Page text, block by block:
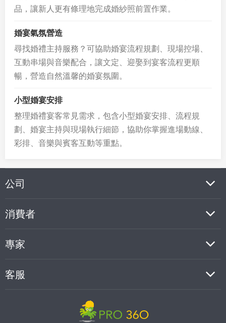
品，讓新人更有條理地完成婚紗照前置作業。
婚宴氣氛營造
尋找婚禮主持服務？可協助婚宴流程規劃、現場控場、
互動串場與音樂配合，讓文定、迎娶到宴客流程更順
暢，營造自然溫馨的婚宴氛圍。
小型婚宴安排
整理婚禮宴客常見需求，包含小型婚宴安排、流程規
劃、婚宴主持與現場執行細節，協助你掌握進場動線、
彩排、音樂與賓客互動等重點。
公司
消費者
專家
客服